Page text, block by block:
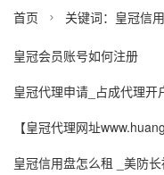
首页  关键词：皇冠信
皇冠会员账号如何注册
皇冠代理申请_占成代理开
【皇冠代理网址www.huangguandaili.com】皇冠
皇冠信用盘怎么租 _美防长被曝下